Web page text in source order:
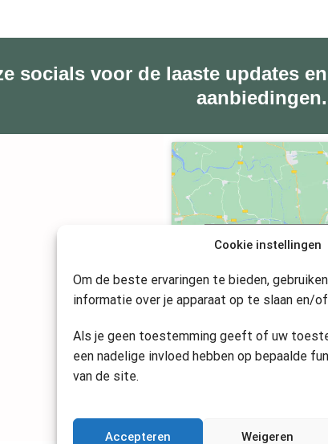
Cookie instellingen
Om de beste ervaringen te bieden,
informatie over je apparaat op te slaan en/
Als je geen toestemming geeft of uw
een nadelige invloed hebben op bepaalde
van de site.
Accepteren Weigeren
socials voor de laaste updates en
aanbiedingen.
Klik om marketing